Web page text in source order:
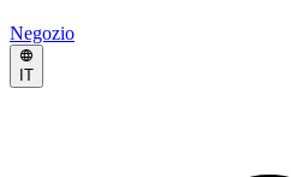
Negozio
IT